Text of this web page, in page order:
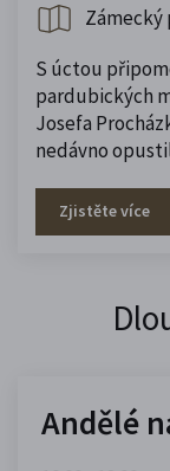
Zámecký
S úctou
pardubických
Josefa
nedávno
Zjistěte více
Andělé